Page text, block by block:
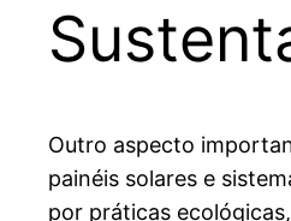
Outro aspecto
painéis solares e
por práticas